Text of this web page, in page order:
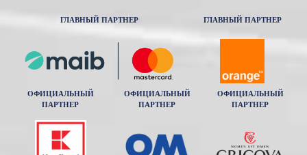
ГЛАВНЫЙ ПАРТНЕР ГЛАВНЫЙ ПАРТНЕР
ОФИЦИАЛЬНЫЙ
ПАРТНЕР
ОФИЦИАЛЬНЫЙ
ПАРТНЕР
ОФИЦИАЛЬНЫЙ
ПАРТНЕР